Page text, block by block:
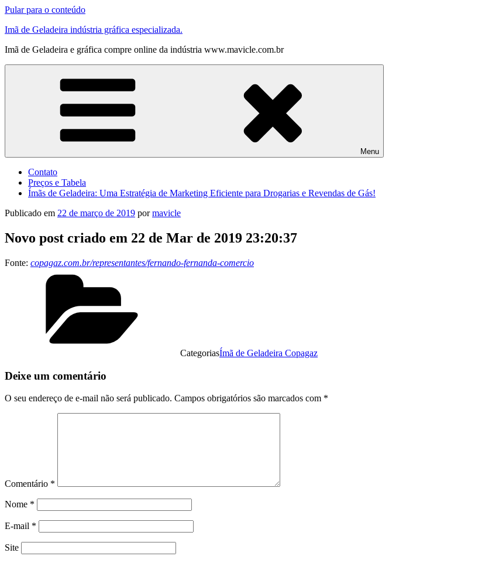
Pular para o conteúdo
Imã de Geladeira indústria gráfica especializada.
Imã de Geladeira e gráfica compre online da indústria www.mavicle.com.br
Menu
Contato
Preços e Tabela
Ímãs de Geladeira: Uma Estratégia de Marketing Eficiente para Drogarias e Revendas de Gás!
Publicado em 22 de março de 2019 pormavicle
Novo post criado em 22 de Mar de 2019 23:20:37
Fonte: copagaz.com.br/representantes/fernando-fernanda-comercio
CategoriasÍmã de Geladeira Copagaz
Deixe um comentário
O seu endereço de e-mail não será publicado. Campos obrigatórios são marcados com *
Comentário *
Nome *
E-mail *
Site